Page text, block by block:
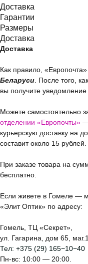
Доставка
Гарантии
Размеры
Доставка
Доставка
Как правило,
Беларуси. После того,
вы получите
Можете самостоятельно
отделении «Европочты» —
курьерскую доставку на
составит около 15 рублей.
При заказе товара на
бесплатно.
Если живете в Гомеле —
«Элит Оптик» по адресу:
Гомель, ТЦ «Секрет»,
ул. Гагарина, дом 65,
Тел: +375 (29) 165−10−40
Пн-вс: 10:00 — 20:00.